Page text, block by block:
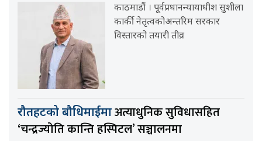
काठमाडौं । पूर्वप्रधानन्यायाधीश सुशीला
कार्की नेतृत्वकोअन्तरिम सरकार
विस्तारको तयारी तीव्र
रौतहटको बौधिमाईमाअत्याधुनिक सुविधासहित
‘चन्द्रज्योति कान्ति हस्पिटल’ सञ्चालनमा